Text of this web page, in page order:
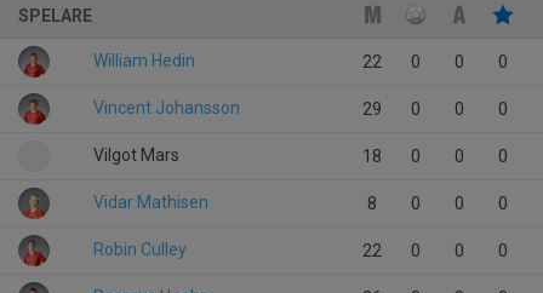
SPELARE
William Hedin 22 0 0 0
Vincent Johansson 29 0 0 0
Vilgot Mars 18 0 0 0
Vidar Mathisen 8 0 0 0
Robin Culley 22 0 0 0